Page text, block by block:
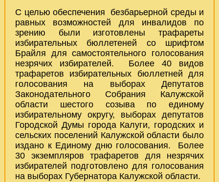
С целью обеспечения безбарьерной среды и
равных возможностей для инвалидов по
зрению были изготовлены трафареты
избирательных бюллетеней со шрифтом
Брайля для самостоятельного голосования
незрячих избирателей. Более 40 видов
трафаретов избирательных бюллетней для
голосования на выборах Депутатов
Законодательного Собрания Калужской
области шестого созыва по единому
избирательному округу, выборах депутатов
Городской Думы города Калуги, городских и
сельских поселений Калужской области было
издано к Единому дню голосования. Более
30 экземпляров трафаретов для незрячих
избирателей подготовлено для голосования
на выборах Губернатора Калужской области.